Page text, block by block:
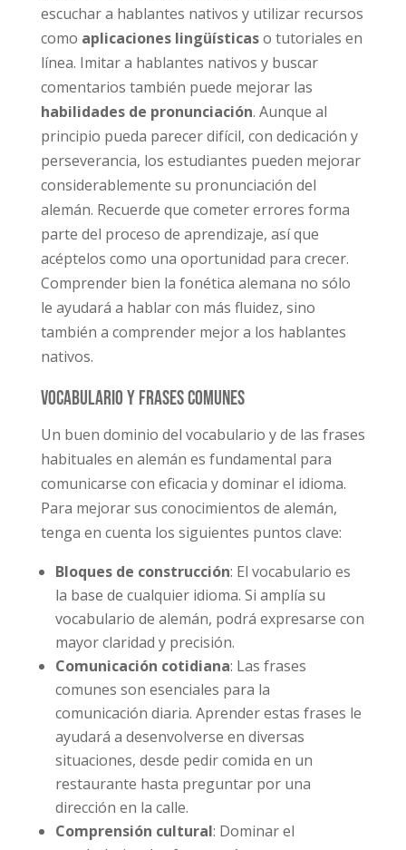
escuchar a hablantes nativos y utilizar recursos
como aplicaciones lingüísticaso tutoriales en
línea. Imitar a hablantes nativos y buscar
comentarios también puede mejorar las
habilidades de pronunciación. Aunque al
principio pueda parecer difícil, con dedicación y
perseverancia, los estudiantes pueden mejorar
considerablemente su pronunciación del
alemán. Recuerde que cometer errores forma
parte del proceso de aprendizaje, así que
acéptelos como una oportunidad para crecer.
Comprender bien la fonética alemana no sólo
le ayudará a hablar con más fluidez, sino
también a comprender mejor a los hablantes
nativos.
Vocabulario y frases comunes
Un buen dominio del vocabulario y de las frases
habituales en alemán es fundamental para
comunicarse con eficacia y dominar el idioma.
Para mejorar sus conocimientos de alemán,
tenga en cuenta los siguientes puntos clave:
Bloques de construcción: El vocabulario es
la base de cualquier idioma. Si amplía su
vocabulario de alemán, podrá expresarse con
mayor claridad y precisión.
Comunicación cotidiana: Las frases
comunes son esenciales para la
comunicación diaria. Aprender estas frases le
ayudará a desenvolverse en diversas
situaciones, desde pedir comida en un
restaurante hasta preguntar por una
dirección en la calle.
Comprensión cultural: Dominar el